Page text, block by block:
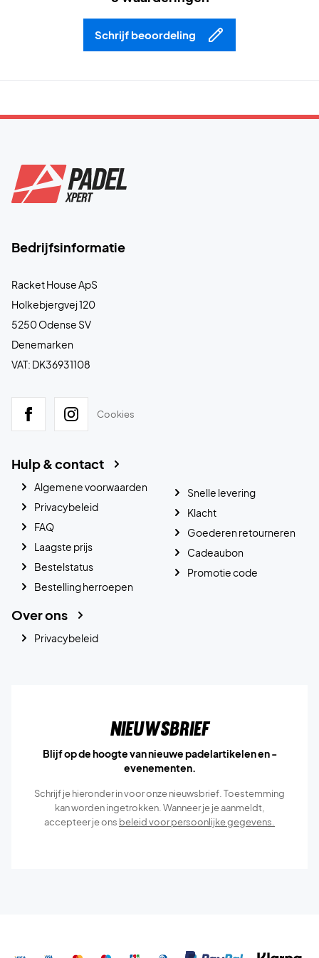
Schrijf beoordeling
Bedrijfsinformatie
Racket House ApS
Holkebjergvej 120
5250 Odense SV
Denemarken
VAT: DK36931108
Cookies
Hulp & contact
Algemene voorwaarden
Privacybeleid
FAQ
Laagste prijs
Bestelstatus
Bestelling herroepen
Snelle levering
Klacht
Goederen retourneren
Cadeaubon
Promotie code
Over ons
Privacybeleid
Nieuwsbrief
Blijf op de hoogte van nieuwe padelartikelen en -
evenementen.
Schrijf je hieronder in voor onze nieuwsbrief. Toestemming
kan worden ingetrokken. Wanneer je je aanmeldt,
accepteer je ons beleid voor persoonlijke gegevens.